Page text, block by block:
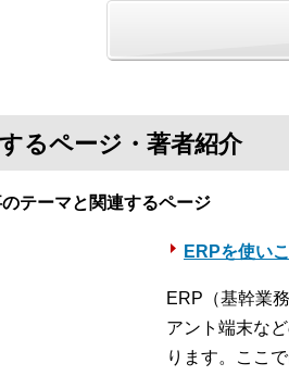
るページ・著者紹介
テーマと関連するページ
ERPを使い
ERP（基幹業
アント端末な
ります。ここ